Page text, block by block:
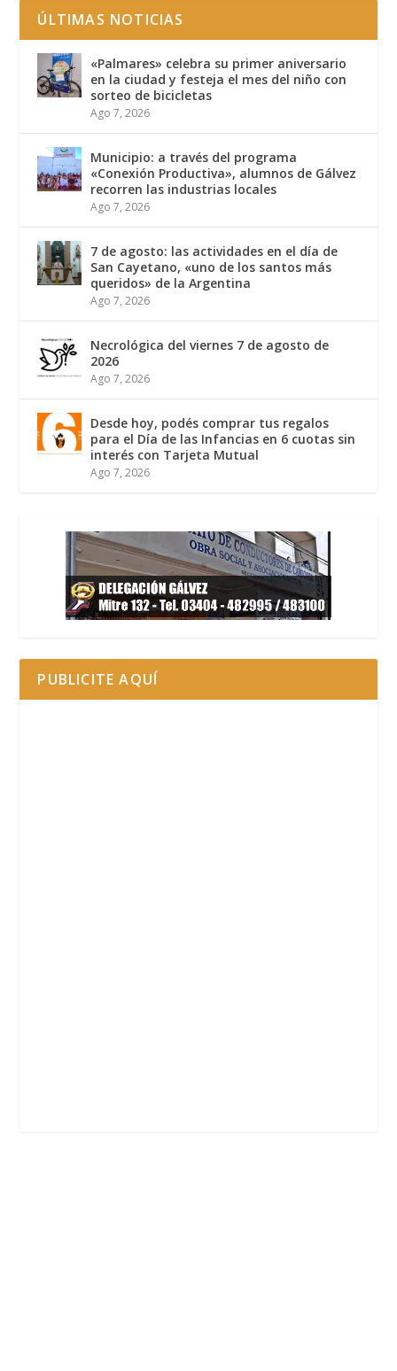
ÚLTIMAS NOTICIAS
«Palmares» celebra su primer aniversario
en la ciudad y festeja el mes del niño con
sorteo de bicicletas
Ago 7, 2026
Municipio: a través del programa
«Conexión Productiva», alumnos de Gálvez
recorren las industrias locales
Ago 7, 2026
7 de agosto: las actividades en el día de
San Cayetano, «uno de los santos más
queridos» de la Argentina
Ago 7, 2026
Necrológica del viernes 7 de agosto de
2026
Ago 7, 2026
Desde hoy, podés comprar tus regalos
para el Día de las Infancias en 6 cuotas sin
interés con Tarjeta Mutual
Ago 7, 2026
PUBLICITE AQUÍ